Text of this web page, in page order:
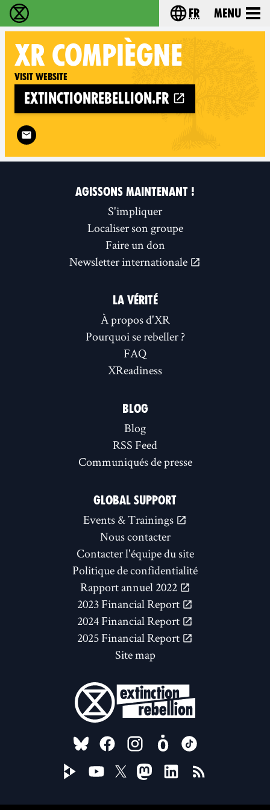
Extinction Rebellion - Home Choisissez votre
fr Menu
XR COMPIÈGNE
Visit website
extinctionrebellion.fr
Follow XR Compiègne on
AGISSONS MAINTENANT !
S'impliquer
Localiser son groupe
Faire un don
Newsletter internationale
LA VÉRITÉ
À propos d'XR
Pourquoi se rebeller ?
FAQ
XReadiness
BLOG
Blog
RSS Feed
Communiqués de presse
GLOBAL SUPPORT
Events & Trainings
Nous contacter
Contacter l'équipe du site
Politique de confidentialité
Rapport annuel 2022
2023 Financial Report
2024 Financial Report
2025 Financial Report
Site map
FOLLOW US ON